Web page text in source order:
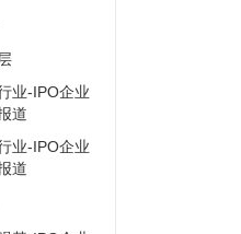
业-IPO企业
道
业-IPO企业
道